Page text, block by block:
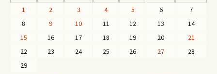
1 2 3 4 5 6
7
8
9 10 11 12 13
14
15
16 17 18 19 20
21
22
23 24 25 26 27
28
29